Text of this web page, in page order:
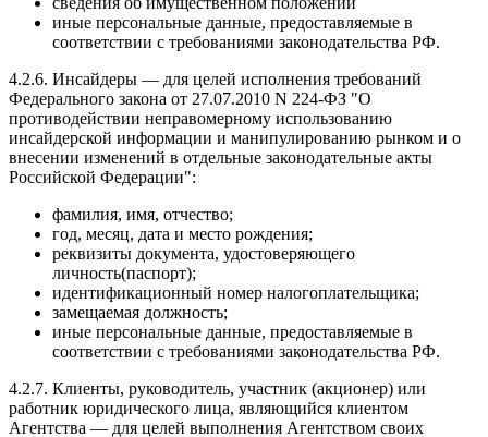
иные персональные данные, предоставляемые в
соответствии с требованиями законодательства РФ.
4.2.6. Инсайдеры — для целей исполнения требований
Федерального закона от 27.07.2010 N 224-ФЗ "О
противодействии неправомерному использованию
инсайдерской информации и манипулированию рынком и о
внесении изменений в отдельные законодательные акты
Российской Федерации":
фамилия, имя, отчество;
год, месяц, дата и место рождения;
реквизиты документа, удостоверяющего
личность(паспорт);
идентификационный номер налогоплательщика;
замещаемая должность;
иные персональные данные, предоставляемые в
соответствии с требованиями законодательства РФ.
4.2.7. Клиенты, руководитель, участник (акционер) или
работник юридического лица, являющийся клиентом
Агентства — для целей выполнения Агентством своих